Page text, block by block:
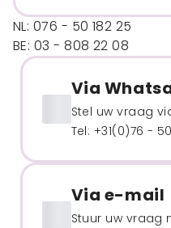
NL: 076 - 50 182 25
BE: 03 - 808 22 08
Via
Stel uw vraag
Tel: +31(0)76 -
Via e-mail
Stuur uw vraag